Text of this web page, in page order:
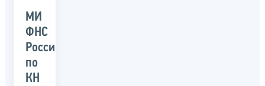
МИ
ФНС
России
по
КН